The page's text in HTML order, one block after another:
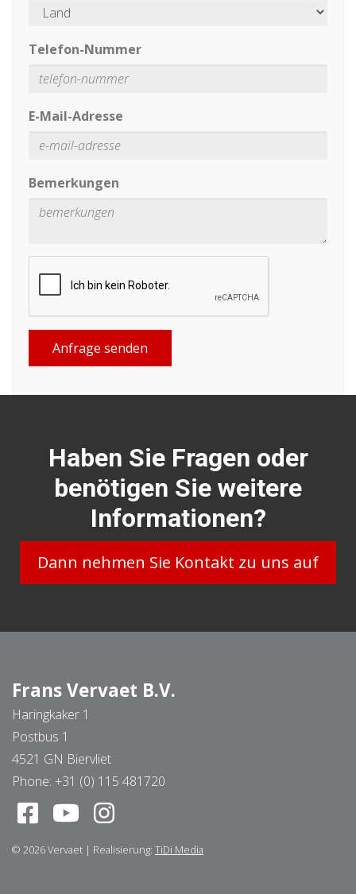
Telefon-Nummer
E-Mail-Adresse
Bemerkungen
Anfrage senden
Haben Sie Fragen oder
benötigen Sie weitere
Informationen?
Dann nehmen Sie Kontakt zu uns auf
Frans Vervaet B.V.
Haringkaker 1
Postbus 1
4521 GN Biervliet
Phone: +31 (0) 115 481720
© 2026Vervaet | Realisierung: TiDi Media